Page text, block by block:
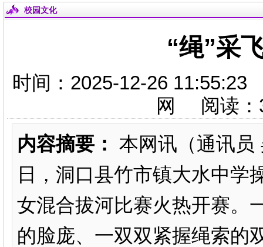
校园文化
“绳”采
时间：2025-12-26
网 阅读：
内容摘要： 本网讯（通讯员
日，洞口县竹市镇大水中学
女混合拔河比赛火热开赛。
的脸庞、一双双紧握绳索的